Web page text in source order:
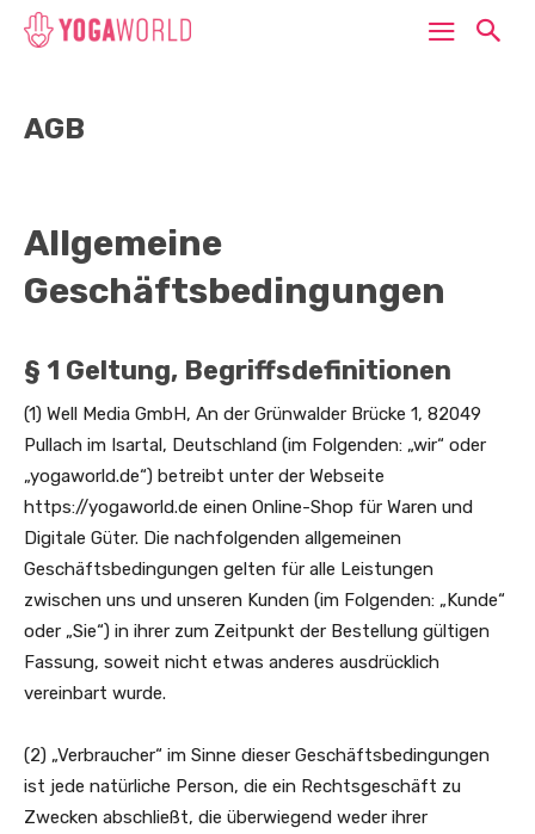
AGB
Allgemeine
Geschäftsbedingungen
§ 1 Geltung, Begriffsdefinitionen
(1) Well Media GmbH, An der Grünwalder Brücke 1, 82049
Pullach im Isartal, Deutschland (im Folgenden: „wir“ oder
„yogaworld.de“) betreibt unter der Webseite
https://yogaworld.de einen Online-Shop für Waren und
Digitale Güter. Die nachfolgenden allgemeinen
Geschäftsbedingungen gelten für alle Leistungen
zwischen uns und unseren Kunden (im Folgenden: „Kunde“
oder „Sie“) in ihrer zum Zeitpunkt der Bestellung gültigen
Fassung, soweit nicht etwas anderes ausdrücklich
vereinbart wurde.
(2) „Verbraucher“ im Sinne dieser Geschäftsbedingungen
ist jede natürliche Person, die ein Rechtsgeschäft zu
Zwecken abschließt, die überwiegend weder ihrer